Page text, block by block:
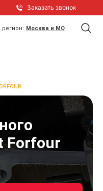
Заказать звонок
регион: Москва и МО
Forfour